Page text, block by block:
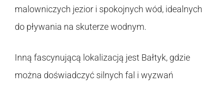
malowniczych jezior i spokojnych wód, idealnych
do pływania na skuterze wodnym.
Inną fascynującą lokalizacją jest Bałtyk, gdzie
można doświadczyć silnych fal i wyzwań